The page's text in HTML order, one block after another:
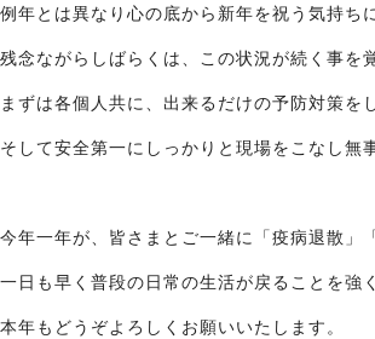
例年とは異なり心の底から新年を祝う気持ち
残念ながらしばらくは、この状況が続く事を
まずは各個人共に、出来るだけの予防対策を
そして安全第一にしっかりと現場をこなし無
今年一年が、皆さまとご一緒に「疫病退散」
一日も早く普段の日常の生活が戻ることを強
本年もどうぞよろしくお願いいたします。